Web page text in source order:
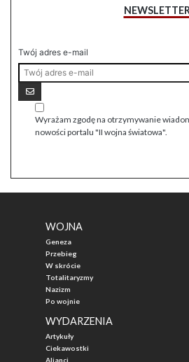
Twój adres e-mail
Wyrażam zgodę na otrzymywanie
nowości portalu "II wojna światowa".
WOJNA
Geneza
Przebieg
W skrócie
Totalitaryzmy
Nazizm
Po wojnie
WYDARZENIA
Artykuły
Ciekawostki
Alianci